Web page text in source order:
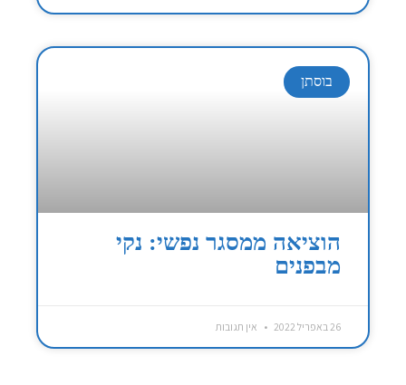
בוסתן
הוציאה ממסגר נפשי: נקי
מבפנים
26 באפריל 2022 אין תגובות